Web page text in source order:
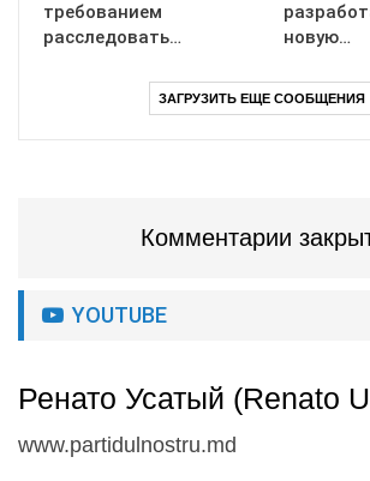
требованием
расследовать…
новую…
ЗАГРУЗИТЬ ЕЩЕ СООБЩЕНИЯ
Комментарии
YOUTUBE
Ренато Усатый (Renato
www.partidulnostru.md